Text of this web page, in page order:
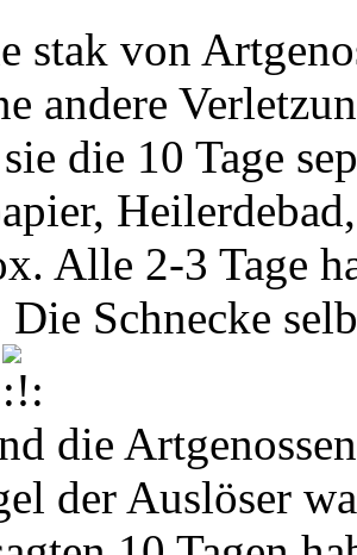
stak von
andere
die 10 Tage
Alle 2-3 Tage
Die Schnecke
die
der Auslöser